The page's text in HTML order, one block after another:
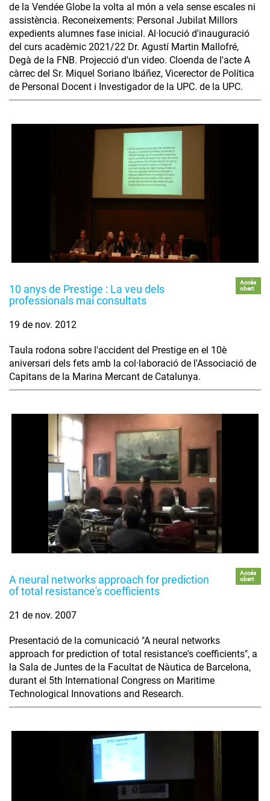
de la Vendée Globe la volta al món a vela sense escales ni
assistència. Reconeixements: Personal Jubilat Millors
expedients alumnes fase inicial. Al·locució d'inauguració
del curs acadèmic 2021/22 Dr. Agustí Martin Mallofré,
Degà de la FNB. Projecció d'un video. Cloenda de l'acte A
càrrec del Sr. Miquel Soriano Ibáñez, Vicerector de Política
de Personal Docent i Investigador de la UPC. de la UPC.
10 anys de Prestige : La veu dels
professionals mai consultats
Accés
obert
19 de nov. 2012
Taula rodona sobre l'accident del Prestige en el 10è
aniversari dels fets amb la col·laboració de l'Associació de
Capitans de la Marina Mercant de Catalunya.
A neural networks approach for prediction
of total resistance's coefficients
Accés
obert
21 de nov. 2007
Presentació de la comunicació "A neural networks
approach for prediction of total resistance's coefficients", a
la Sala de Juntes de la Facultat de Nàutica de Barcelona,
durant el 5th International Congress on Maritime
Technological Innovations and Research.